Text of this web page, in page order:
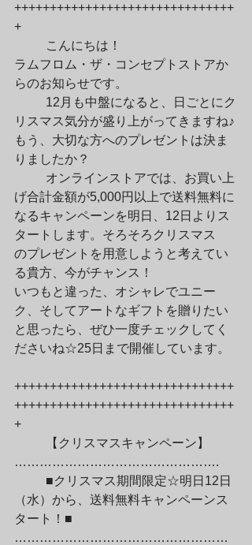
+++++++++++++++++++++++++++++++
+
ラムフロム・ザ・コンセプトストアか
らのお知らせです。
リスマス気分が盛り上がってきますね♪
もう、大切な方へのプレゼントは決ま
りましたか？
げ合計金額が5,000円以上で送料無料に
なるキャンペーンを明日、12日よりス
タートします。そろそろクリスマス
のプレゼントを用意しようと考えてい
る貴方、今がチャンス！
いつもと違った、オシャレでユニー
ク、そしてアートなギフトを贈りたい
と思ったら、ぜひ一度チェックしてく
ださいね☆25日まで開催しています。
+++++++++++++++++++++++++++++++
+++++++++++++++++++++++++++++++
+
………………………………………….
（水）から、送料無料キャンペーンス
タート！■
……………………………………………